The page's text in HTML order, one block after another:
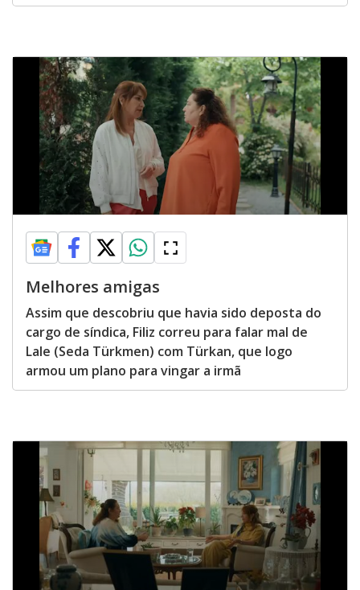
Melhores amigas
Assim que descobriu que havia sido deposta do
cargo de síndica, Filiz correu para falar mal de
Lale (Seda Türkmen) com Türkan, que logo
armou um plano para vingar a irmã